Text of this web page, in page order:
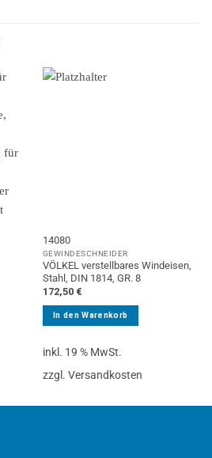
14080
GEWINDESCHNEIDER
VÖLKEL verstellbares Windeisen,
Stahl, DIN 1814, GR. 8
172,50 €
In den Warenkorb
inkl. 19 % MwSt.
zzgl. Versandkosten